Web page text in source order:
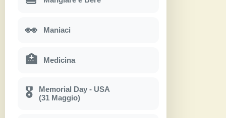
👀 Maniaci
🏥 Medicina
🎖
Memorial Day - USA
(31 Maggio)